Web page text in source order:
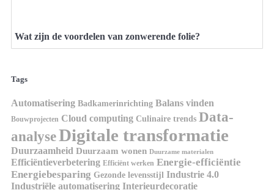
Wat zijn de voordelen van zonwerende folie?
Tags
Automatisering Badkamerinrichting Balans vinden
Bouwprojecten Cloud computing Culinaire trends Data-
analyseDigitale transformatie
Duurzaamheid Duurzaam wonen Duurzame materialen
Efficiëntieverbetering Efficiënt werken Energie-efficiëntie
Energiebesparing Gezonde levensstijl Industrie 4.0
Industriële automatisering Interieurdecoratie